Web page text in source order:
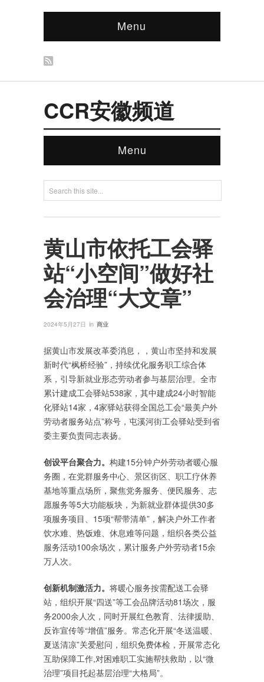
Menu
CCR安徽频道
Menu
黄山市依托工会驿
站“小空间”做好社
会治理“大文章”
2024年5月27日 in 商业
据黄山市发展改革委消息，，黄山市坚持和发展
新时代“枫桥经验”，持续优化服务职工综合体
系，引导新就业形态劳动者参与基层治理。全市
累计建成工会驿站538家，其中建成24小时智能
化驿站14家，4家驿站获得全国总工会“最美户外
劳动者服务站点”称号，屯溪河街工会驿站受到省
委主要负责同志表扬。
创设平台聚合力。 构建15分钟户外劳动者暖心服
务圈，在党群服务中心、景区街区、职工疗休养
基地等重点场所，聚焦党务服务、便民服务、志
愿服务等5大功能板块，为新就业群体提供30多
项服务项目、15项“帮带清单”，解决户外工作者
饮水难、热饭难、休息难等问题，组织各类公益
服务活动100余场次，累计服务户外劳动者15余
万人次。
创新机制激活力。 将暖心服务按需配送工会驿
站，组织开展“四送”等工会品牌活动81场次，服
务2000余人次，同时开展红色教育、法律援助、
反诈宣传等“增值”服务。常态化开展“冬送温暖、
夏送清凉”关爱慰问，组织免费体检，开展常态化
互助保障工作,对困难职工实施帮扶救助，以“微
治理”项目托起基层治理“大格局”。